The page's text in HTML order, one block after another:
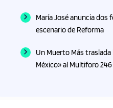
María José anuncia dos
escenario de Reforma
Un Muerto Más
México» al Multiforo 246